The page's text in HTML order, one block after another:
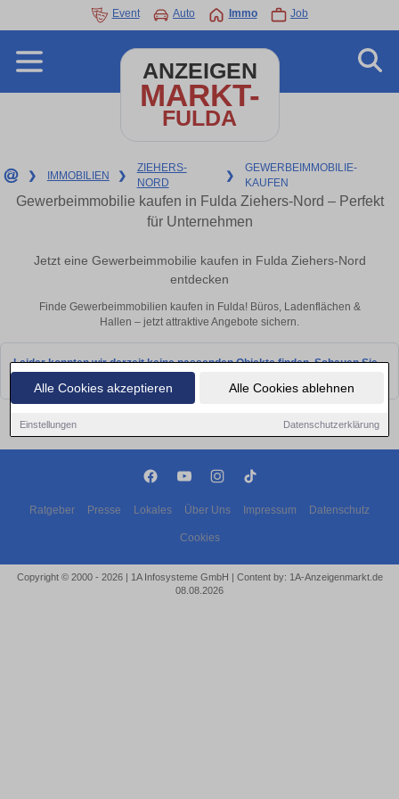
Alle Cookies akzeptieren Alle Cookies ablehnen
Einstellungen Datenschutzerklärung
Event Auto Immo Job
ANZEIGEN
MARKT-
FULDA
❯ IMMOBILIEN ❯
ZIEHERS-
NORD
❯
GEWERBEIMMOBILIE-
KAUFEN
Gewerbeimmobilie kaufen in Fulda Ziehers-Nord – Perfekt
für Unternehmen
Jetzt eine Gewerbeimmobilie kaufen in Fulda Ziehers-Nord
entdecken
Finde Gewerbeimmobilien kaufen in Fulda! Büros, Ladenflächen &
Hallen – jetzt attraktive Angebote sichern.
Leider konnten wir derzeit keine passenden Objekte finden. Schauen Sie
Ratgeber Presse Lokales Über Uns Impressum Datenschutz
Cookies
Copyright © 2000 - 2026 | 1A Infosysteme GmbH | Content by: 1A-Anzeigenmarkt.de
08.08.2026